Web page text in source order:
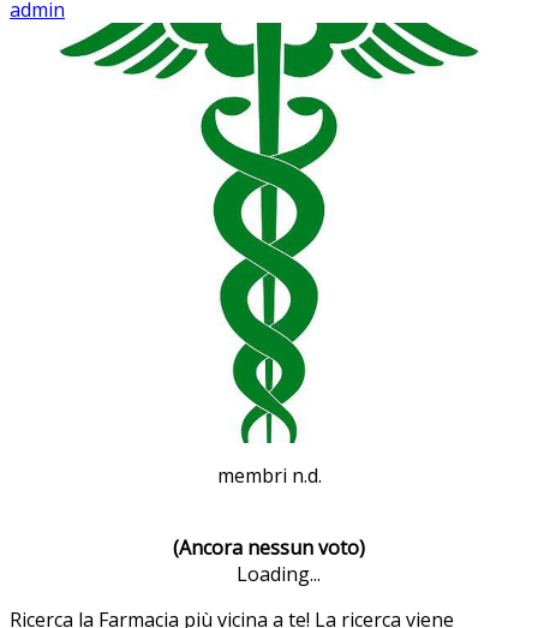
admin
membri n.d.
(Ancora nessun voto)
Loading...
Ricerca la Farmacia più vicina a te! La ricerca viene